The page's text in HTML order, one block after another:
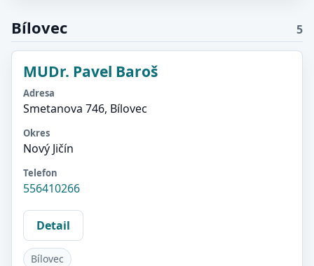
Bílovec 5
MUDr. Pavel Baroš
Adresa
Smetanova 746, Bílovec
Okres
Nový Jičín
Telefon
556410266
Detail
Bílovec